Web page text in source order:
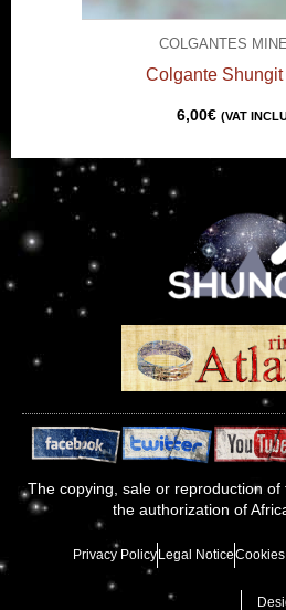
COLGANTES
Colgante
6,00€ (VAT
The copying, sale or reproduction of
the authorization of
Privacy Policy Legal Notice